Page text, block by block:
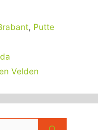
, Putte
Velden